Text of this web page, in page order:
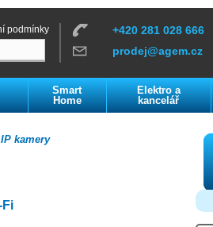
podmínky
+420 281 028 666
prodej@agem.cz
Smart
Home
Elektro a
kancelář
IP kamery
Fi